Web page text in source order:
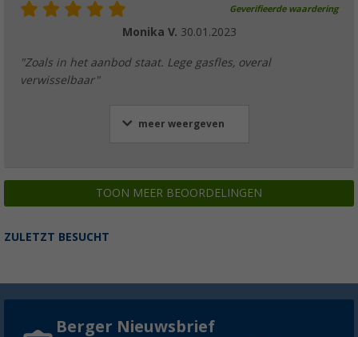
Geverifieerde waardering
Monika V. 30.01.2023
"Zoals in het aanbod staat. Lege gasfles, overal
verwisselbaar"
meer weergeven
TOON MEER BEOORDELINGEN
ZULETZT BESUCHT
Berger Nieuwsbrief